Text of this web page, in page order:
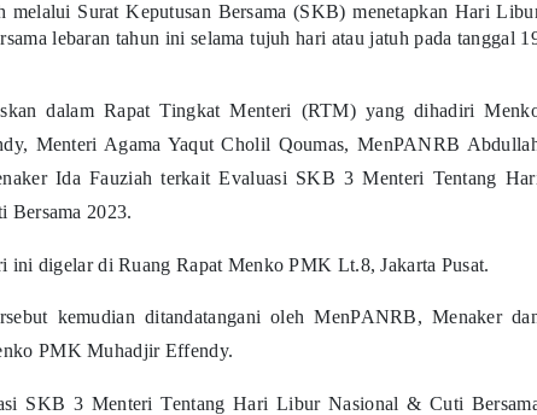
melalui Surat Keputusan Bersama (SKB) menetapkan Hari
lebaran tahun ini selama tujuh hari atau jatuh pada tanggal
dalam Rapat Tingkat Menteri (RTM) yang dihadiri
Menteri Agama Yaqut Cholil Qoumas, MenPANRB
Ida Fauziah terkait Evaluasi SKB 3 Menteri Tentang
2023.
ini digelar di Ruang Rapat Menko PMK Lt.8, Jakarta Pusat.
kemudian ditandatangani oleh MenPANRB, Menaker
PMK Muhadjir Effendy.
SKB 3 Menteri Tentang Hari Libur Nasional & Cuti